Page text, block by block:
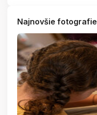
Najnovšie fotografie